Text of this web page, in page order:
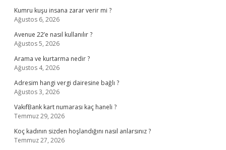
Kumru kuşu insana zarar verir mi ?
Ağustos 6, 2026
Avenue 22’e nasıl kullanılır ?
Ağustos 5, 2026
Arama ve kurtarma nedir ?
Ağustos 4, 2026
Adresim hangi vergi dairesine bağlı ?
Ağustos 3, 2026
VakıfBank kart numarası kaç haneli ?
Temmuz 29, 2026
Koç kadının sizden hoşlandığını nasıl anlarsınız ?
Temmuz 27, 2026